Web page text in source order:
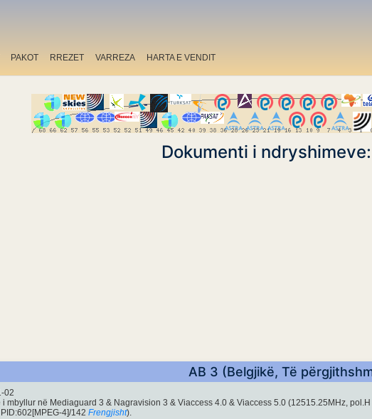
PAKOT RREZET VARREZA HARTA E VENDIT
Dokumenti i
AB 3 (Belgjikë, Të
02
i mbyllur në Mediaguard 3 & Nagravision 3 & Viaccess 4.0 & Viaccess 5.0 (12515.25MHz, pol.H
4]/142 Frengjisht).